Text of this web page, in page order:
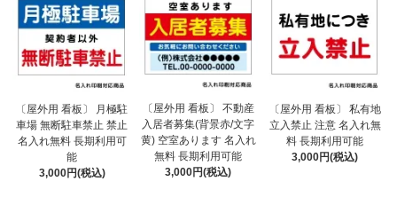
〔屋外用 看板〕 月極駐
車場 無断駐車禁止 禁止
名入れ無料 長期利用可
能
3,000円(税込)
〔屋外用 看板〕 不動産
入居者募集(背景赤/文字
黄) 空室あります 名入れ
無料 長期利用可能
3,000円(税込)
〔屋外用 看板〕 私有地
立入禁止 注意 名入れ無
料 長期利用可能
3,000円(税込)